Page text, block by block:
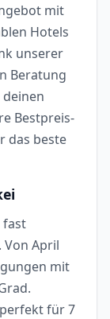
mit
Hotels
unserer
Beratung
deinen
Bestpreis-
das beste
fast
April
mit
für 7